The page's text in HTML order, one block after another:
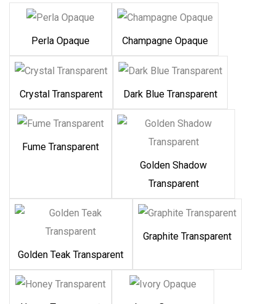
Perla Opaque Champagne Opaque
Crystal Transparent Dark Blue Transparent
Fume Transparent
Golden Shadow
Transparent
Golden Teak Transparent
Graphite Transparent